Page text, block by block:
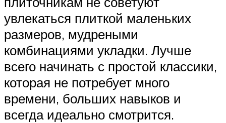
увлекаться плиткой маленьких
размеров, мудреными
комбинациями укладки. Лучше
всего начинать с простой классики,
которая не потребует много
времени, больших навыков и
всегда идеально смотрится.